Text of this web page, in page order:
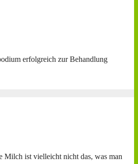
erfolgreich zur Behandlung
Milch ist vielleicht nicht das, was man